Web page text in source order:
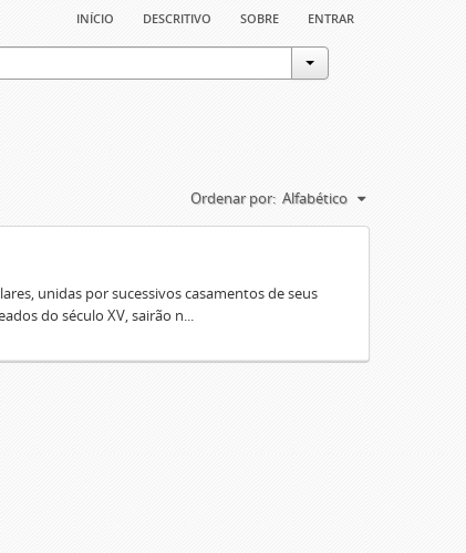
início descritivo sobre entrar
Ordenar por: Alfabético
unidas por sucessivos casamentos de seus
do século XV, sairão n...